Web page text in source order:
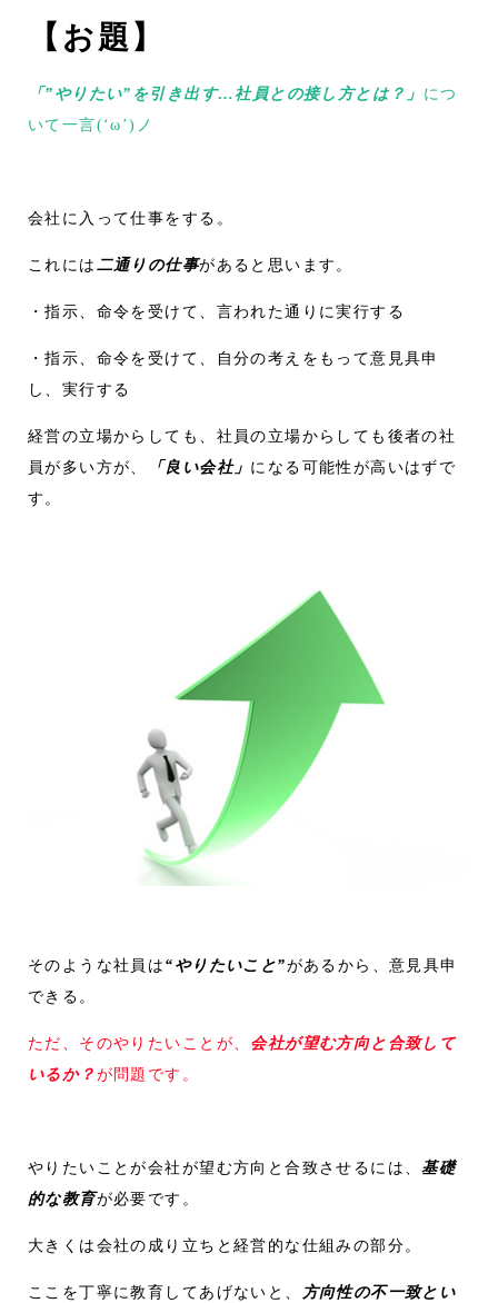
【お題】
「”やりたい”を引き出す…社員との接し方とは？」 につ
いて一言(‘ω’)ノ
会社に入って仕事をする。
これには二通りの仕事があると思います。
・指示、命令を受けて、言われた通りに実行する
・指示、命令を受けて、自分の考えをもって意見具申
し、実行する
経営の立場からしても、社員の立場からしても後者の社
員が多い方が、
「良い会社」 になる可能性が高いはずで
す。
そのような社員は“やりたいこと”があるから、意見具申
できる。
ただ、そのやりたいことが、 会社が望む方向と合致して
いるか？が問題です。
やりたいことが会社が望む方向と合致させるには、基礎
的な教育が必要です。
大きくは会社の成り立ちと経営的な仕組みの部分。
ここを丁寧に教育してあげないと、
方向性の不一致とい